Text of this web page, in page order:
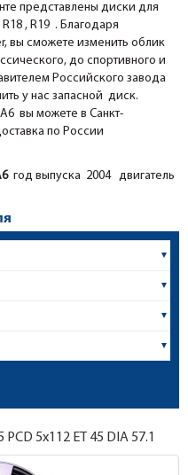
представлены диски для
, R19 . Благодаря
вы сможете изменить облик
до спортивного и
Российского завода
у нас запасной диск.
вы можете в Санкт-
по России
год выпуска 2004 двигатель
PCD 5x112 ET 45 DIA 57.1